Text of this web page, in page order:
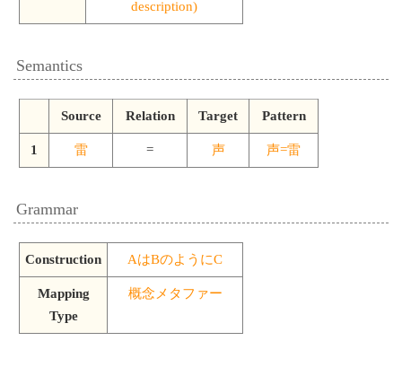
description)
Semantics
Source Relation Target Pattern
1 雷 = 声 声=雷
Grammar
Construction AはBのようにC
Mapping
Type
概念メタファー